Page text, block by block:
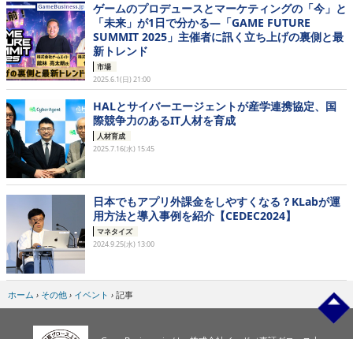
ゲームのプロデュースとマーケティングの「今」と
「未来」が1日で分かる―「GAME FUTURE
SUMMIT 2025」主催者に訊く立ち上げの裏側と最
新トレンド
市場
2025.6.1(日) 21:00
HALとサイバーエージェントが産学連携協定、国
際競争力のあるIT人材を育成
人材育成
2025.7.16(水) 15:45
日本でもアプリ外課金をしやすくなる？KLabが運
用方法と導入事例を紹介【CEDEC2024】
マネタイズ
2024.9.25(水) 13:00
ホーム › その他 › イベント › 記事